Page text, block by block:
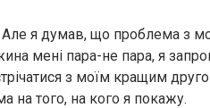
Але я думав, що проблема з
мені пара-не пара, я
з моїм кращим
на того, на кого я покажу.